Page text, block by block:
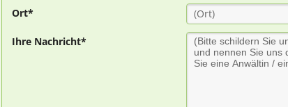
Ort*
Ihre Nachricht*